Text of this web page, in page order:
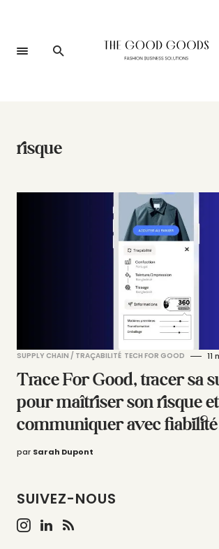
risque
SUPPLY CHAIN / TRAÇABILITÉ TECH FOR GOOD 11
Trace For Good, tracer sa
pour maîtriser son risque et
communiquer avec fiabilité
par Sarah Dupont
SUIVEZ-NOUS